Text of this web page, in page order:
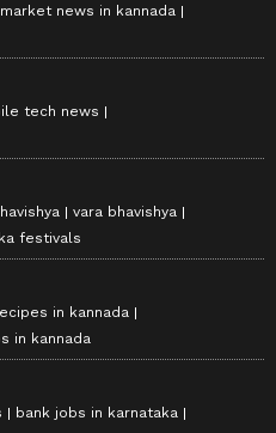
news in kannada
tech news
vara bhavishya
festivals
in kannada
in kannada
bank jobs in karnataka